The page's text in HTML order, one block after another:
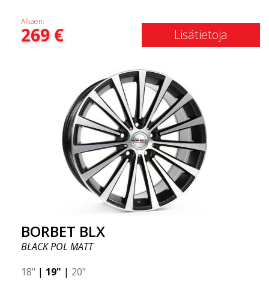
Alkaen:
269€ Lisätietoja
BORBET BLX
BLACK POL MATT
18" | 19" | 20"